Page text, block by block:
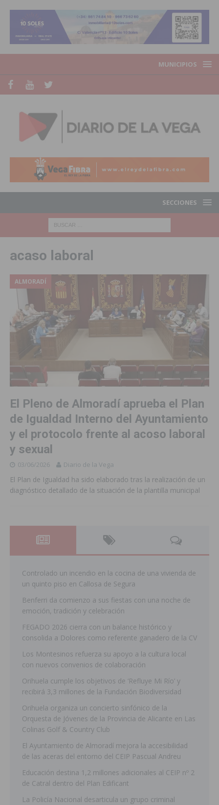
MUNICIPIOS
SECCIONES
acaso laboral
ALMORADÍ
El Pleno de Almoradí aprueba el Plan
de Igualdad Interno del Ayuntamiento
y el protocolo frente al acoso laboral
y sexual
03/06/2026 Diario de la Vega
El Plan de Igualdad ha sido elaborado tras la realización de un
diagnóstico detallado de la situación de la plantilla municipal
Controlado un incendio en la cocina de una vivienda de
un quinto piso en Callosa de Segura
Benferri da comienzo a sus fiestas con una noche de
emoción, tradición y celebración
FEGADO 2026 cierra con un balance histórico y
consolida a Dolores como referente ganadero de la CV
Los Montesinos refuerza su apoyo a la cultura local
con nuevos convenios de colaboración
Orihuela cumple los objetivos de ‘Refluye Mi Río’ y
recibirá 3,3 millones de la Fundación Biodiversidad
Orihuela organiza un concierto sinfónico de la
Orquesta de Jóvenes de la Provincia de Alicante en Las
Colinas Golf & Country Club
El Ayuntamiento de Almoradí mejora la accesibilidad
de las aceras del entorno del CEIP Pascual Andreu
Educación destina 1,2 millones adicionales al CEIP nº 2
de Catral dentro del Plan Edificant
La Policía Nacional desarticula un grupo criminal